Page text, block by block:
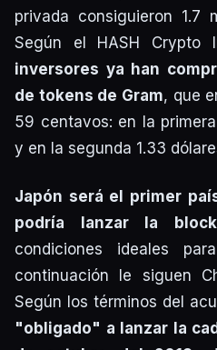
privada consiguieron 1.7
Según el HASH Crypto
inversores ya han
de tokens de Gram, que
59 centavos: en la
y en la segunda 1.33
Japón será el primer
podría lanzar la
condiciones ideales
continuación le siguen
Según los términos del
"obligado" a lanzar la